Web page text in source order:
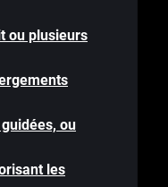
ou plusieurs
ou
les